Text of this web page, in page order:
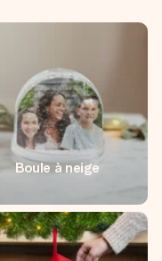
Boule à neige